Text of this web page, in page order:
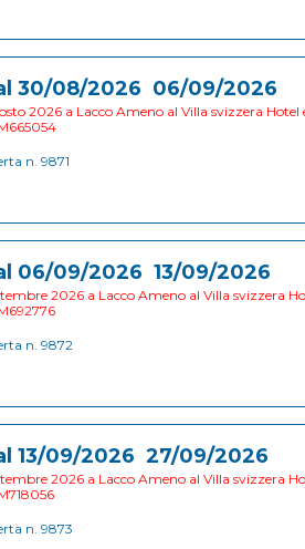
30/08/2026 06/09/2026
2026 a Lacco Ameno al Villa svizzera Hotel
n. 9871
06/09/2026 13/09/2026
2026 a Lacco Ameno al Villa svizzera
n. 9872
13/09/2026 27/09/2026
2026 a Lacco Ameno al Villa svizzera
n. 9873